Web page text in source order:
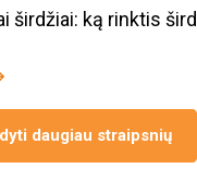
širdžiai: ką rinktis
daugiau straipsnių